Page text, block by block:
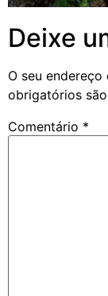
Deixe
O seu
obrigatórios
Comentário *